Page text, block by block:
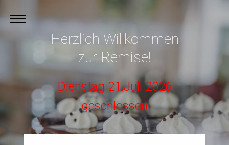
Herzlich Willkommen
zur Remise!
Dienstag 21.Juli 2026
geschlossen